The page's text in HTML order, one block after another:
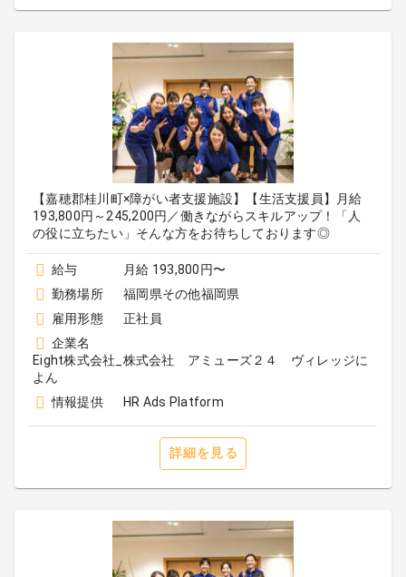
【嘉穂郡桂川町×障がい者支援施設】【生活支援員】月給
193,800円～245,200円／働きながらスキルアップ！「人
の役に立ちたい」そんな方をお待ちしております◎
給与
月給 193,800円〜
勤務場所
福岡県その他福岡県
雇用形態
正社員
企業名
Eight株式会社_株式会社 アミューズ２４ ヴィレッジに
よん
情報提供
HR Ads Platform
詳細を見る